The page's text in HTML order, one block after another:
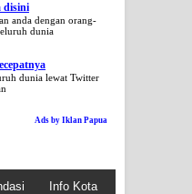
disini
anda dengan orang-
dunia
dunia lewat Twitter
Ads by Iklan Papua
Info Kota